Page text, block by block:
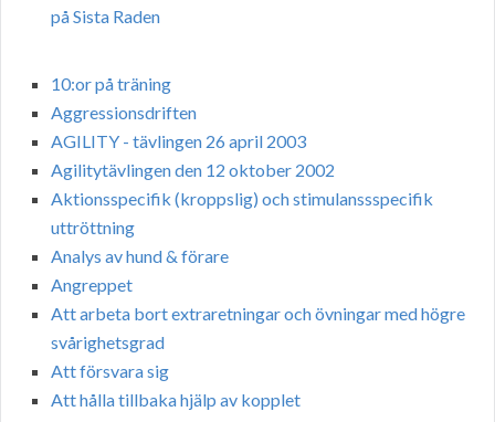
på Sista Raden
10:or på träning
Aggressionsdriften
AGILITY - tävlingen 26 april 2003
Agilitytävlingen den 12 oktober 2002
Aktionsspecifik (kroppslig) och stimulanssspecifik
uttröttning
Analys av hund & förare
Angreppet
Att arbeta bort extraretningar och övningar med högre
svårighetsgrad
Att försvara sig
Att hålla tillbaka hjälp av kopplet